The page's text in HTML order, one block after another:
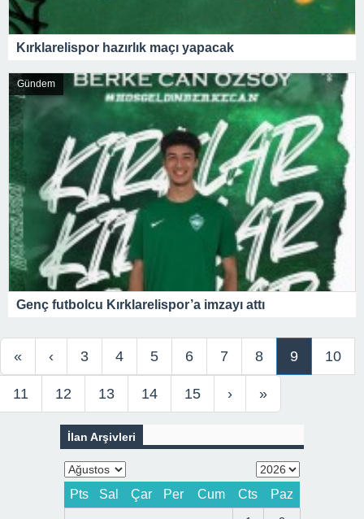
Kırklarelispor hazırlık maçı yapacak
Gündem
Genç futbolcu Kırklarelispor’a imzayı attı
« ‹ 3 4 5 6 7 8 9 10
11 12 13 14 15 › »
İlan Arşivleri
Pts Sal Çar Per Cum Cts Paz